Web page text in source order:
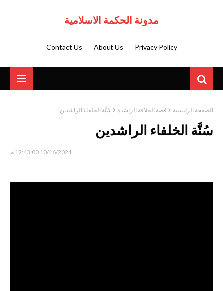
مدونة الحكمة الاسلامية
Privacy Policy
About Us
Contact Us
الصفحة الرئيسية قصة الخلافة الراشدة سُنَّة الخلفاء الراشدين
سُنَّة الخلفاء الراشدين
10/16/2021 12:43:00 م